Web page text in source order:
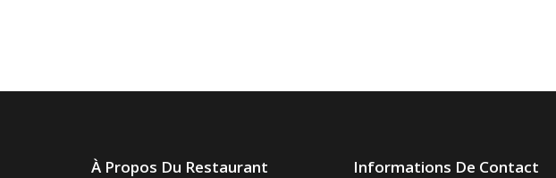
À Propos Du Restaurant Informations De Contact